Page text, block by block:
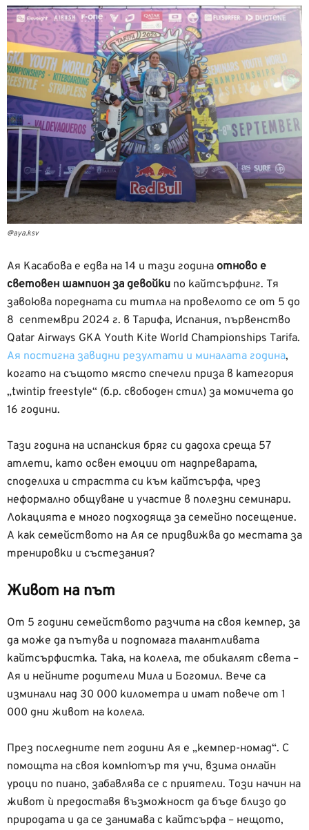
@aya.ksv
Ая Касабова е едва на 14 и тази година отново е
световен шампион за девойки по кайтсърфинг. Тя
завоюва поредната си титла на провелото се от 5 до
8 септември 2024 г. в Тарифа, Испания, първенство
Qatar Airways GKA Youth Kite World Championships Tarifa.
Ая постигна завидни резултати и миналата година,
когато на същото място спечели приза в категория
„twintip freestyle“ (б.р. свободен стил) за момичета до
16 години.
Тази година на испанския бряг си дадоха среща 57
атлети, като освен емоции от надпреварата,
споделиха и страстта си към кайтсърфа, чрез
неформално общуване и участие в полезни семинари.
Локацията е много подходяща за семейно посещение.
А как семейството на Ая се придвижва до местата за
тренировки и състезания?
Живот на път
От 5 години семейството разчита на своя кемпер, за
да може да пътува и подпомага талантливата
кайтсърфистка. Така, на колела, те обикалят света –
Ая и нейните родители Мила и Богомил. Вече са
изминали над 30 000 километра и имат повече от 1
000 дни живот на колела.
През последните пет години Ая е „кемпер-номад“. С
помощта на своя компютър тя учи, взима онлайн
уроци по пиано, забавлява се с приятели. Този начин на
живот ѝ предоставя възможност да бъде близо до
природата и да се занимава с кайтсърфа – нещото,